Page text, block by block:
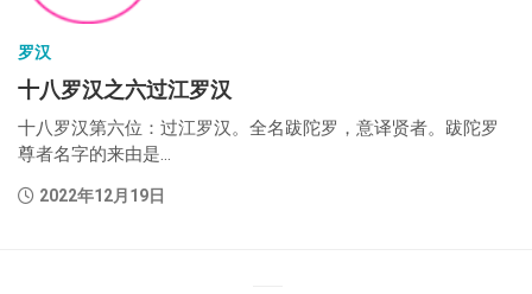
罗汉
十八罗汉之六过江罗汉
十八罗汉第六位：过江罗汉。全名跋陀罗，意译贤者。跋陀罗
尊者名字的来由是...
2022年12月19日